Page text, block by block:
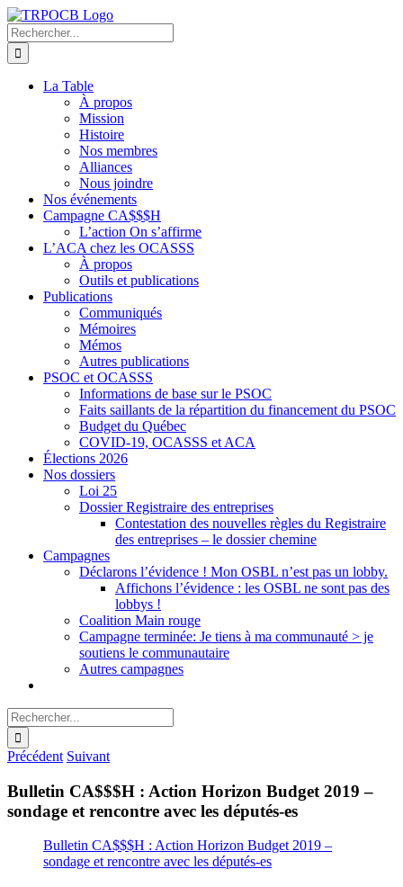
Passer
au
contenu
Rechercher:
La Table
À propos
Mission
Histoire
Nos membres
Alliances
Nous joindre
Nos événements
Campagne CA$$$H
L’action On s’affirme
L’ACA chez les OCASSS
À propos
Outils et publications
Publications
Communiqués
Mémoires
Mémos
Autres publications
PSOC et OCASSS
Informations de base sur le PSOC
Faits saillants de la répartition du financement du PSOC
Budget du Québec
COVID-19, OCASSS et ACA
Élections 2026
Nos dossiers
Loi 25
Dossier Registraire des entreprises
Contestation des nouvelles règles du Registraire
des entreprises – le dossier chemine
Campagnes
Déclarons l’évidence ! Mon OSBL n’est pas un lobby.
Affichons l’évidence : les OSBL ne sont pas des
lobbys !
Coalition Main rouge
Campagne terminée: Je tiens à ma communauté > je
soutiens le communautaire
Autres campagnes
Rechercher:
Précédent Suivant
Bulletin CA$$$H : Action Horizon Budget 2019 –
sondage et rencontre avec les députés-es
Bulletin CA$$$H : Action Horizon Budget 2019 –
sondage et rencontre avec les députés-es